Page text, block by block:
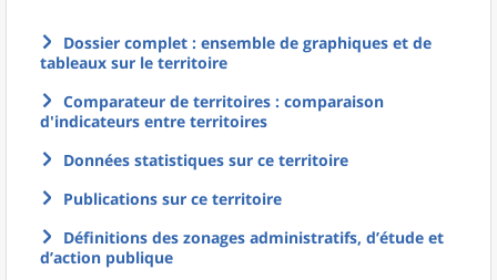
Dossier complet : ensemble de graphiques et de
tableaux sur le territoire
Comparateur de territoires : comparaison
d'indicateurs entre territoires
Données statistiques sur ce territoire
Publications sur ce territoire
Définitions des zonages administratifs, d’étude et
d’action publique